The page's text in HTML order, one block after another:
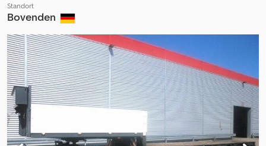
Standort
Bovenden